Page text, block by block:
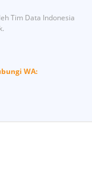
Tim Data Indonesia
WA: